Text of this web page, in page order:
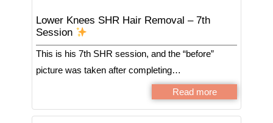
Lower Knees SHR Hair Removal – 7th
Session
This is his 7th SHR session, and the “before”
picture was taken after completing…
Read more